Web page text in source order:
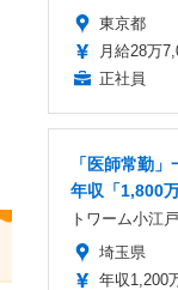
東京都
月給28万
正社員
「医師常勤
年収「1,800
トワーム小江
埼玉県
年収1,200